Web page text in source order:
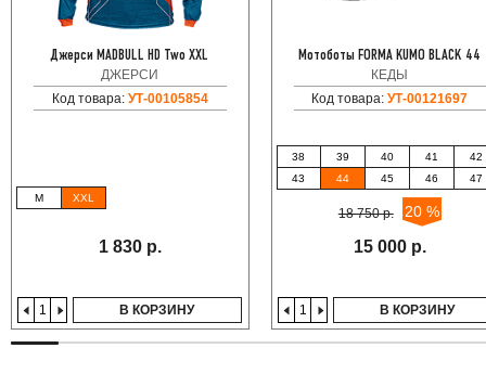
Джерси MADBULL HD Two XXL
ДЖЕРСИ
Код товара: УТ-00105854
M XXL
1 830 р.
В КОРЗИНУ
Мотоботы FORMA KUMO BLACK 44
КЕДЫ
Код товара:УТ-00121697
38 39 40 41
42
43
44 45 46 47
18 750 р. 20 %
15 000 р.
В КОРЗИНУ